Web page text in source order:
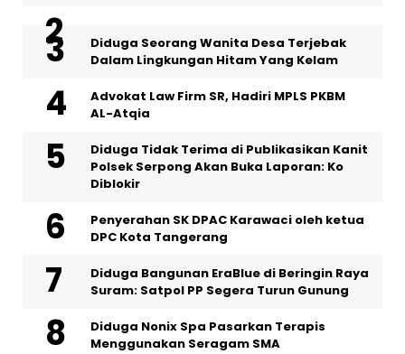
‎Diduga Seorang Wanita Desa Terjebak
Dalam Lingkungan Hitam Yang Kelam
Advokat Law Firm SR, Hadiri MPLS PKBM
AL-Atqia
Diduga Tidak Terima di Publikasikan Kanit
Polsek Serpong Akan Buka Laporan: Ko
Diblokir
Penyerahan SK DPAC Karawaci oleh ketua
DPC Kota Tangerang
Diduga Bangunan EraBlue di Beringin Raya
Suram: Satpol PP Segera Turun Gunung
‎Diduga Nonix Spa Pasarkan Terapis
Menggunakan Seragam SMA